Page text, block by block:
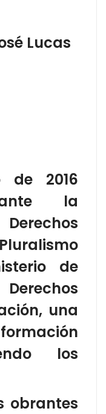
Lucas
de 2016
ante la
de
una
los
obrantes